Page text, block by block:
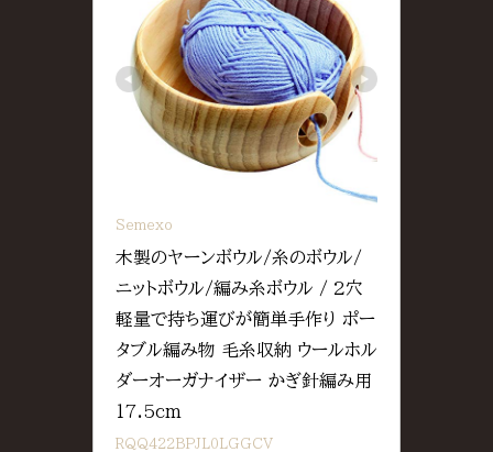
Semexo
木製のヤーンボウル/糸のボウル/
ニットボウル/編み糸ボウル / 2穴
軽量で持ち運びが簡単手作り ポー
タブル編み物 毛糸収納 ウールホル
ダーオーガナイザー かぎ針編み用
17.5cm
RQQ422BPJL0LGGCV